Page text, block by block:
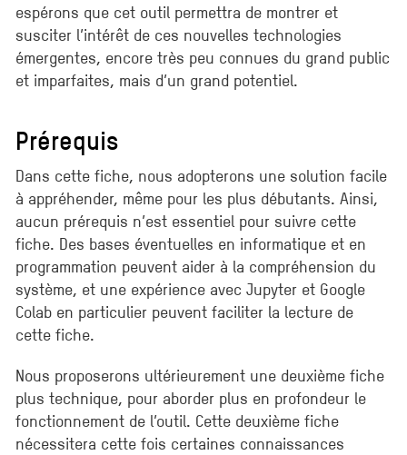
espérons que cet outil permettra de montrer et
susciter l’intérêt de ces nouvelles technologies
émergentes, encore très peu connues du grand public
et imparfaites, mais d’un grand potentiel.
Prérequis
Dans cette fiche, nous adopterons une solution facile
à appréhender, même pour les plus débutants. Ainsi,
aucun prérequis n’est essentiel pour suivre cette
fiche. Des bases éventuelles en informatique et en
programmation peuvent aider à la compréhension du
système, et une expérience avec Jupyter et Google
Colab en particulier peuvent faciliter la lecture de
cette fiche.
Nous proposerons ultérieurement une deuxième fiche
plus technique, pour aborder plus en profondeur le
fonctionnement de l’outil. Cette deuxième fiche
nécessitera cette fois certaines connaissances